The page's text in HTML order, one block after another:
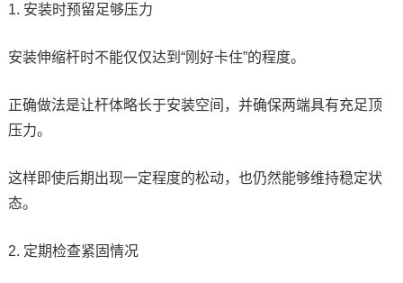
1. 安装时预留足够压力
安装伸缩杆时不能仅仅达到“刚好卡住”的程度。
正确做法是让杆体略长于安装空间，并确保两端具有充足顶
压力。
这样即使后期出现一定程度的松动，也仍然能够维持稳定状
态。
2. 定期检查紧固情况